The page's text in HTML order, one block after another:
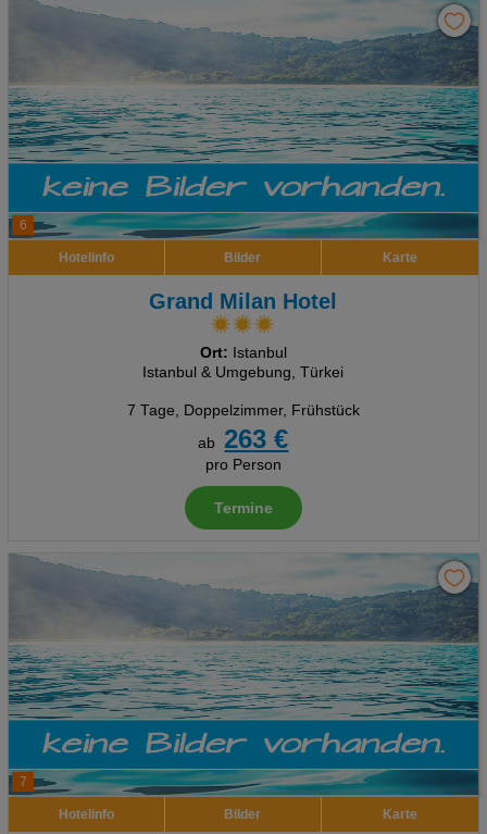
6
Hotelinfo Bilder Karte
Grand Milan Hotel
Ort: Istanbul
Istanbul & Umgebung, Türkei
7 Tage, Doppelzimmer, Frühstück
ab
263 €
pro Person
Termine
7
Hotelinfo Bilder Karte